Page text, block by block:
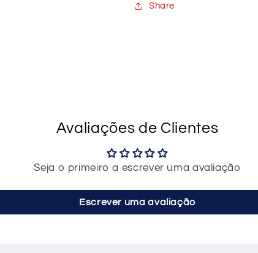
Share
Avaliações de Clientes
Seja o primeiro a escrever uma avaliação
Escrever uma avaliação